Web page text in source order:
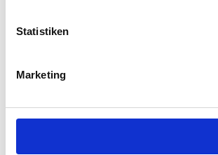
Statistiken
Marketing